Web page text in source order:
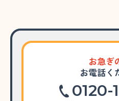
お急ぎ
お電話く
0120-